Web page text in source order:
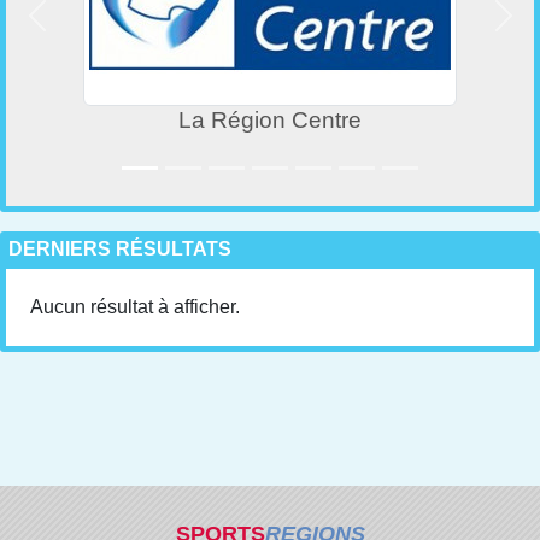
La Région Centre
Précedent
DERNIERS RÉSULTATS
Aucun résultat à afficher.
SPORTSREGIONS